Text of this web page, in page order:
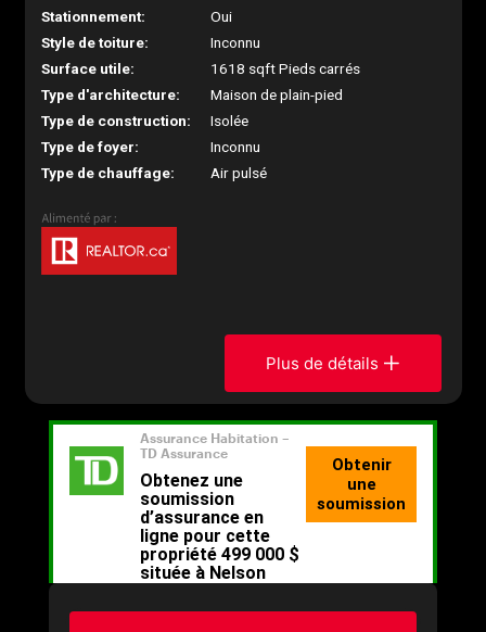
Stationnement:
Oui
Style de toiture:
Inconnu
Surface utile:
1618 sqft Pieds carrés
Type d'architecture:
Maison de plain-pied
Type de construction:
Isolée
Type de foyer:
Inconnu
Type de chauffage:
Air pulsé
Plus de détails